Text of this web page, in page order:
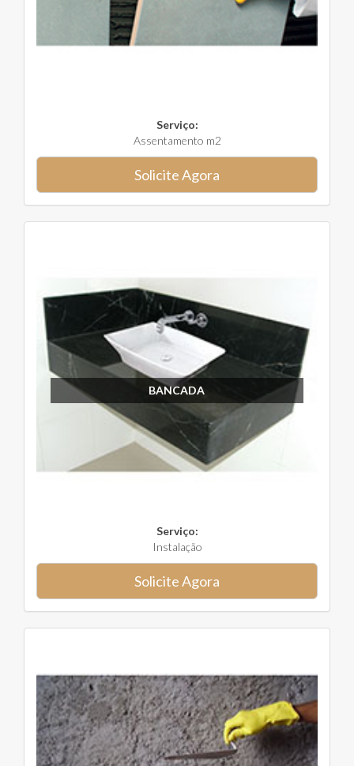
Serviço:
Assentamento m2
Solicite Agora
BANCADA
Serviço:
Instalação
Solicite Agora